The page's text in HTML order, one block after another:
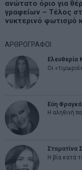
άρθρων
post:
ανώτατο όριο για
γραφείων – Τέλος
νυκτερινό φωτισμό
ΑΡΘΡΟΓΡΑΦΟΙ
Ελευθερία
Οι
Εύη
Η αληθινή
Σταματίνα
Η βία κατά